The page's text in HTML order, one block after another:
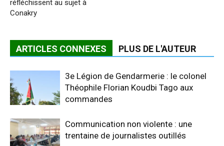
réfléchissent au sujet à
Conakry
ARTICLES CONNEXES PLUS DE L'AUTEUR
3e Légion de Gendarmerie : le colonel
Théophile Florian Koudbi Tago aux
commandes
Communication non violente : une
trentaine de journalistes outillés